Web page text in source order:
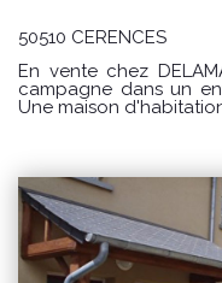
50510 CERENCES
En vente chez
campagne dans un
Une maison d'habitation
chambres dont une
d'eau avec WC. PRIX : 259000 € Honoraires à la charge du
vendeur. Classe énergie : D (226) Classe climat : B (9)
Montant estimé des
usage standard :
des énergies